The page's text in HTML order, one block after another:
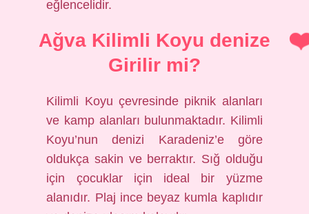
eğlencelidir.
Ağva Kilimli Koyu denize
Girilir mi?
Kilimli Koyu çevresinde piknik alanları
ve kamp alanları bulunmaktadır. Kilimli
Koyu’nun denizi Karadeniz’e göre
oldukça sakin ve berraktır. Sığ olduğu
için çocuklar için ideal bir yüzme
alanıdır. Plaj ince beyaz kumla kaplıdır